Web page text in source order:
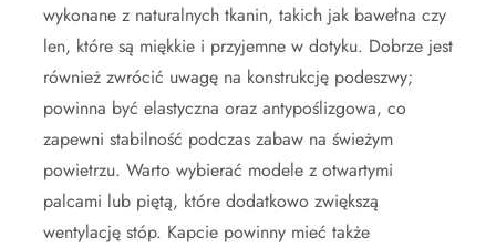
wykonane z naturalnych tkanin, takich jak bawełna czy
len, które są miękkie i przyjemne w dotyku. Dobrze jest
również zwrócić uwagę na konstrukcję podeszwy;
powinna być elastyczna oraz antypoślizgowa, co
zapewni stabilność podczas zabaw na świeżym
powietrzu. Warto wybierać modele z otwartymi
palcami lub piętą, które dodatkowo zwiększą
wentylację stóp. Kapcie powinny mieć także